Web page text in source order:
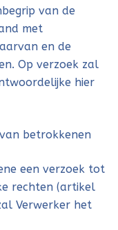
van de
met
en de
Op verzoek zal
hier
betrokkenen
een verzoek tot
rechten (artikel
Verwerker het